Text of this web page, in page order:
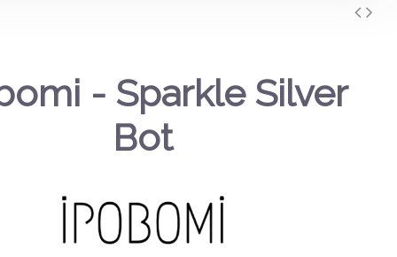
- Sparkle Silver
Bot